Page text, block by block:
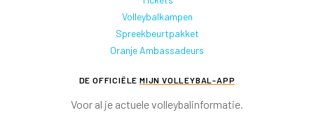
Volleybalkampen
Spreekbeurtpakket
Oranje Ambassadeurs
DE OFFICIËLE MIJN VOLLEYBAL-APP
Voor al je actuele volleybalinformatie.